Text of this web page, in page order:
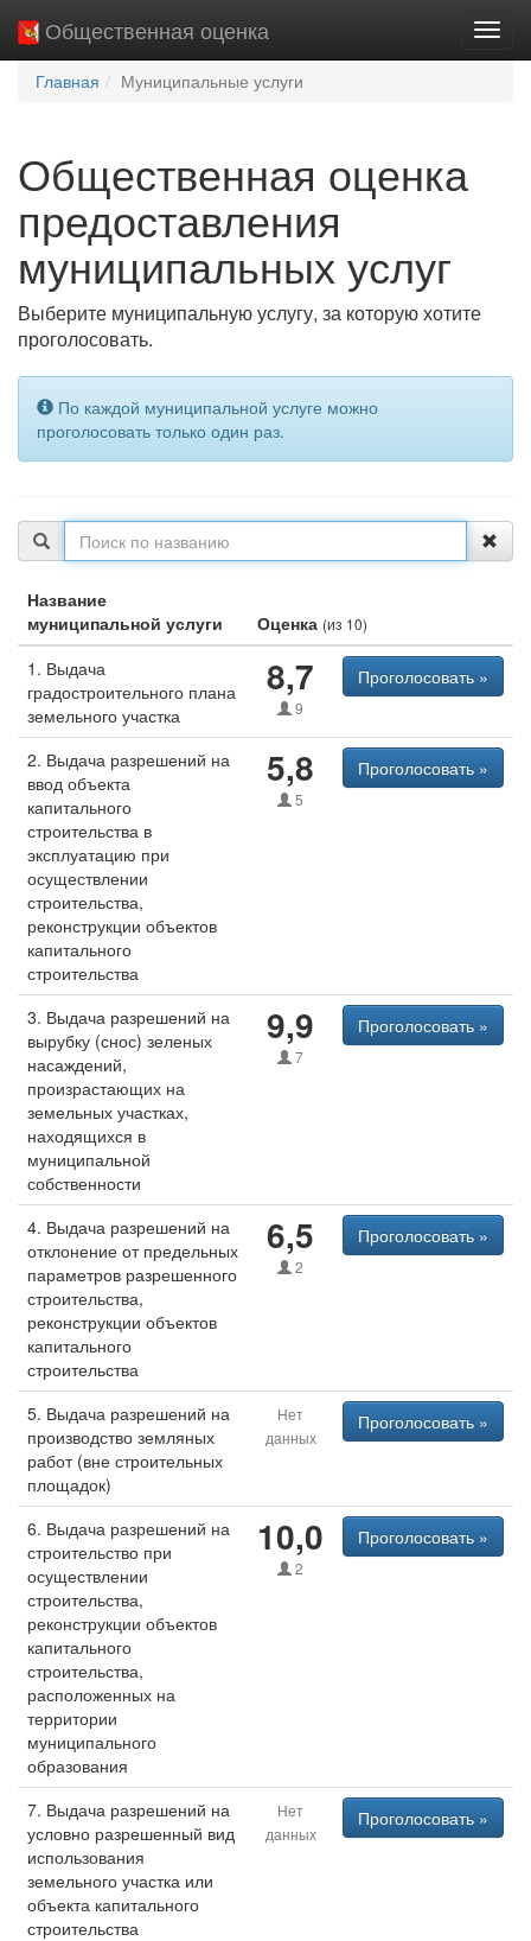
Общественная оценка
Главная Муниципальные услуги
Общественная оценка
предоставления
муниципальных услуг
Выберите муниципальную услугу, за которую хотите
проголосовать.
По каждой муниципальной услуге можно
проголосовать только один раз.
Название
муниципальной услуги
Оценка (из 10)
1. Выдача
градостроительного плана
земельного участка
8,7
9
Проголосовать »
2. Выдача разрешений на
ввод объекта
капитального
строительства в
эксплуатацию при
осуществлении
строительства,
реконструкции объектов
капитального
строительства
5,8
5
Проголосовать »
3. Выдача разрешений на
вырубку (снос) зеленых
насаждений,
произрастающих на
земельных участках,
находящихся в
муниципальной
собственности
9,9
7
Проголосовать »
4. Выдача разрешений на
отклонение от предельных
параметров разрешенного
строительства,
реконструкции объектов
капитального
строительства
6,5
2
Проголосовать »
5. Выдача разрешений на
производство земляных
работ (вне строительных
площадок)
Нет
данных
Проголосовать »
6. Выдача разрешений на
строительство при
осуществлении
строительства,
реконструкции объектов
капитального
строительства,
расположенных на
территории
муниципального
образования
10,0
2
Проголосовать »
7. Выдача разрешений на
условно разрешенный вид
использования
земельного участка или
объекта капитального
строительства
Нет
данных
Проголосовать »